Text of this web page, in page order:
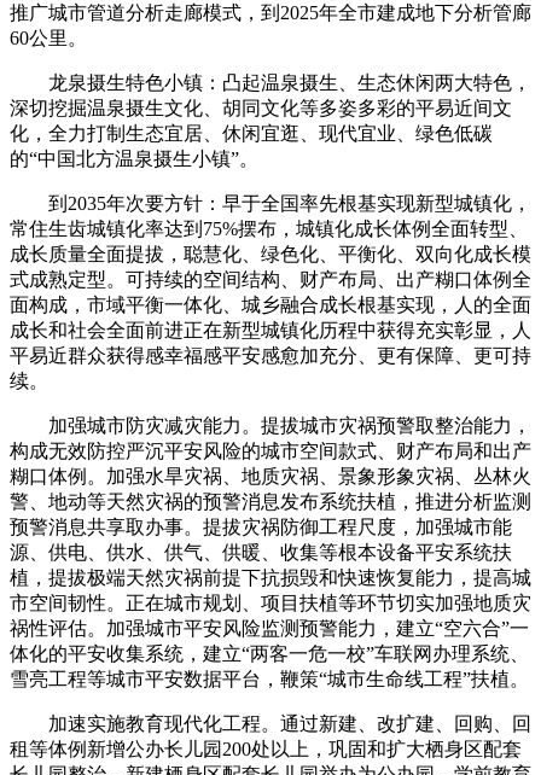
推广城市管道分析走廊模式，到2025年全市建成地下分析管廊
60公里。
龙泉摄生特色小镇：凸起温泉摄生、生态休闲两大特色，
深切挖掘温泉摄生文化、胡同文化等多姿多彩的平易近间文
化，全力打制生态宜居、休闲宜逛、现代宜业、绿色低碳
的“中国北方温泉摄生小镇”。
到2035年次要方针：早于全国率先根基实现新型城镇化，
常住生齿城镇化率达到75%摆布，城镇化成长体例全面转型、
成长质量全面提拔，聪慧化、绿色化、平衡化、双向化成长模
式成熟定型。可持续的空间结构、财产布局、出产糊口体例全
面构成，市域平衡一体化、城乡融合成长根基实现，人的全面
成长和社会全面前进正在新型城镇化历程中获得充实彰显，人
平易近群众获得感幸福感平安感愈加充分、更有保障、更可持
续。
加强城市防灾减灾能力。提拔城市灾祸预警取整治能力，
构成无效防控严沉平安风险的城市空间款式、财产布局和出产
糊口体例。加强水旱灾祸、地质灾祸、景象形象灾祸、丛林火
警、地动等天然灾祸的预警消息发布系统扶植，推进分析监测
预警消息共享取办事。提拔灾祸防御工程尺度，加强城市能
源、供电、供水、供气、供暖、收集等根本设备平安系统扶
植，提拔极端天然灾祸前提下抗损毁和快速恢复能力，提高城
市空间韧性。正在城市规划、项目扶植等环节切实加强地质灾
祸性评估。加强城市平安风险监测预警能力，建立“空六合”一
体化的平安收集系统，建立“两客一危一校”车联网办理系统、
雪亮工程等城市平安数据平台，鞭策“城市生命线工程”扶植。
加速实施教育现代化工程。通过新建、改扩建、回购、回
租等体例新增公办长儿园200处以上，巩固和扩大栖身区配套